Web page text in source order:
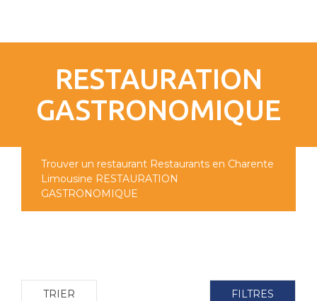
RESTAURATION
GASTRONOMIQUE
Trouver un restaurant Restaurants en Charente
Limousine RESTAURATION
GASTRONOMIQUE
TRIER FILTRES